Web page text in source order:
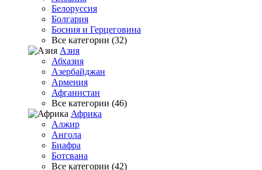
Белоруссия
Болгария
Босния и Герцеговина
Все категории (32)
Азия
Абхазия
Азербайджан
Армения
Афганистан
Все категории (46)
Африка
Алжир
Ангола
Биафра
Ботсвана
Все категории (42)